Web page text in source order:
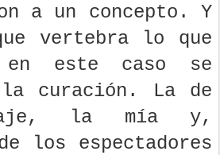
a un concepto. Y
vertebra lo que
este caso se
curación. La de
la mía y,
los espectadores